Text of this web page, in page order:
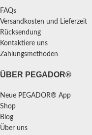
FAQs
Versandkosten und Lieferzeit
Rücksendung
Kontaktiere uns
Zahlungsmethoden
ÜBER PEGADOR®
Neue PEGADOR® App
Shop
Blog
Über uns